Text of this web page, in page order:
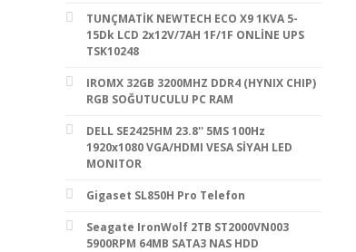
TUNÇMATİK NEWTECH ECO X9 1KVA 5-
15Dk LCD 2x12V/7AH 1F/1F ONLİNE UPS
TSK10248
IROMX 32GB 3200MHZ DDR4 (HYNIX CHIP)
RGB SOĞUTUCULU PC RAM
DELL SE2425HM 23.8'' 5MS 100Hz
1920x1080 VGA/HDMI VESA SİYAH LED
MONITOR
Gigaset SL850H Pro Telefon
Seagate IronWolf 2TB ST2000VN003
5900RPM 64MB SATA3 NAS HDD